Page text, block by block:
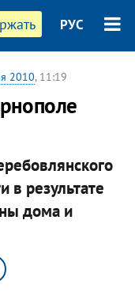
РУС
2010, 11:19
в результате
дома и